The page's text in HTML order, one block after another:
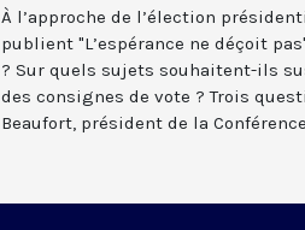
À l’approche de l’élection
publient "L’espérance ne déçoit
? Sur quels sujets souhaitent-ils
des consignes de vote ? Trois
Beaufort, président de la